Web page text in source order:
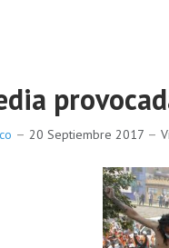
20 Septiembre 2017